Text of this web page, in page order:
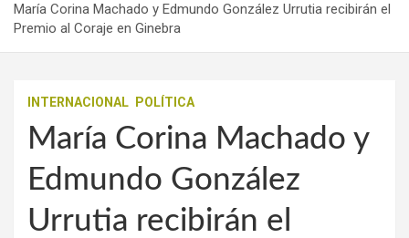
María Corina Machado y Edmundo González Urrutia recibirán el
Premio al Coraje en Ginebra
INTERNACIONAL POLÍTICA
María Corina Machado y
Edmundo González
Urrutia recibirán el